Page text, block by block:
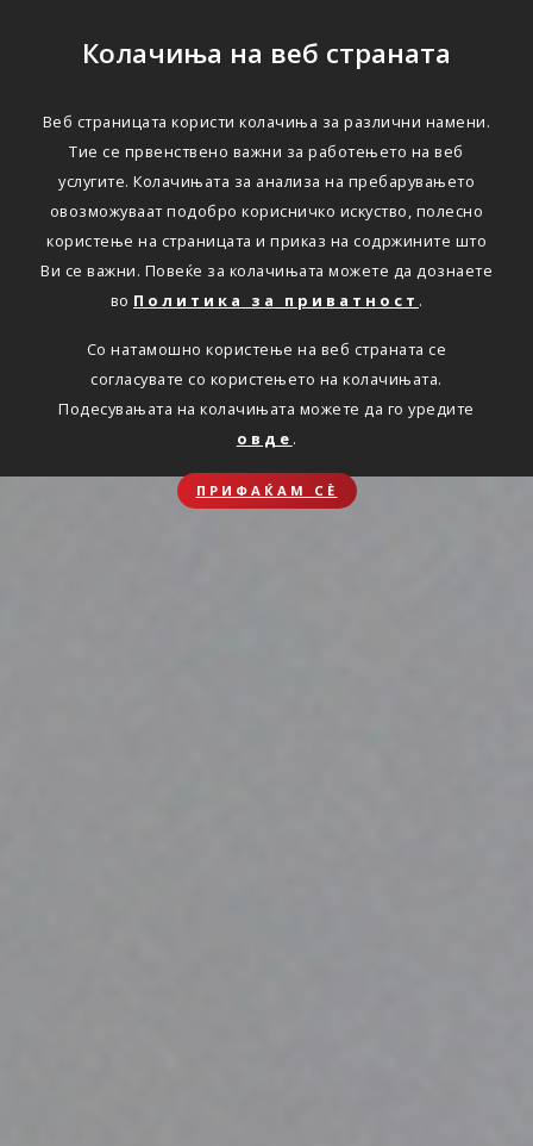
Колачиња на веб страната
Веб страницата користи колачиња за различни намени.
Тие се првенствено важни за работењето на веб
услугите. Колачињата за анализа на пребарувањето
овозможуваат подобро корисничко искуство, полесно
користење на страницата и приказ на содржините што
Ви се важни. Повеќе за колачињата можете да дознаете
во Политика за приватност .
Со натамошно користење на веб страната се
согласувате со користењето на колачињата.
Подесувањата на колачињата можете да го уредите
овде .
ПРИФАЌАМ СЀ